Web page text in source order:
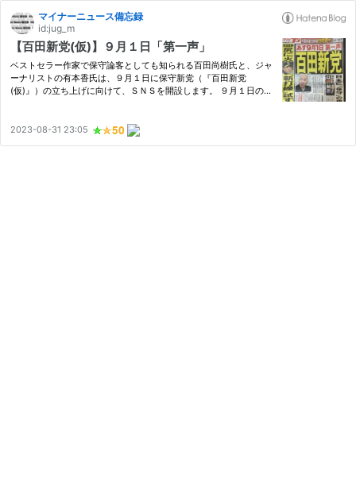
マイナーニュース備忘録
id:jug_m
【百田新党(仮)】９月１日「第一声」
ベストセラー作家で保守論客としても知られる百田尚樹氏と、ジャ
ーナリストの有本香氏は、９月１日に保守新党（『百田新党
(仮)』）の立ち上げに向けて、ＳＮＳを開設します。 ９月１日の発
わゆ…
2023-08-31 23:05